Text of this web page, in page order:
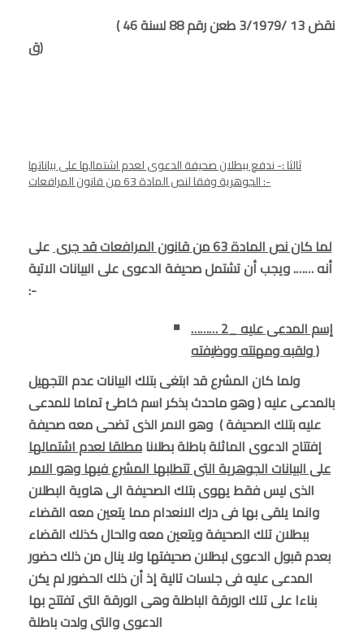
( نقض 13 /3/1979 طعن رقم 88 لسنة 46
ق)
ثالثا :- ندفع ببطلان صحيفة الدعوى لعدم اشتمالها على بياناتها
الجوهرية وفقا لنص المادة 63 من قانون المرافعات :-
لما كان نص المادة 63 من قانون المرافعات قد جرى
على
أنه ……. ويجب أن تشتمل صحيفة الدعوى على البيانات الاتية
:-
……… 2_ إسم المدعى عليه
ولقبه ومهنته ووظيفته )
ولما كان المشرع قد ابتغى بتلك البيانات عدم التجهيل
بالمدعى عليه ( وهو ماحدث بذكر اسم خاطئ تماما للمدعى
عليه بتلك الصحيفة ) وهو الامر الذى تضحى معه صحيفة
إفتتاح الدعوى الماثلة باطلة بطلانامطلقا لعدم اشتمالها
على البيانات الجوهرية التى تتطلبها المشرع فيها وهو الامر
الذى ليس فقط يهوى بتلك الصحيفة الى هاوية البطلان
وانما يلقى بها فى درك الانعدام مما يتعين معه القضاء
ببطلان تلك الصحيفة ويتعين معه والحال كذلك القضاء
بعدم قبول الدعوى لبطلان صحيفتها ولا ينال من ذلك حضور
المدعى عليه فى جلسات تالية إذ أن ذلك الحضور لم يكن
بناءا على تلك الورقة الباطلة وهى الورقة التى تفتتح بها
الدعوى والتى ولدت باطلة